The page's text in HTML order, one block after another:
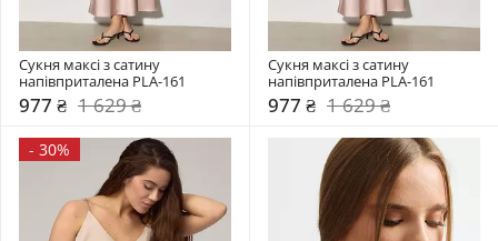
Сукня максі з сатину
напівприталена PLA-161
977 ₴ 1 629 ₴
Сукня максі з сатину
напівприталена PLA-161
977 ₴ 1 629 ₴
- 30%